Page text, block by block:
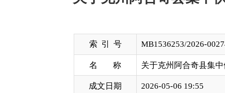
成文日期 2026-05-06 19:55
文 号 克环评函〔2026〕30号
发文单位 克州生态环境局